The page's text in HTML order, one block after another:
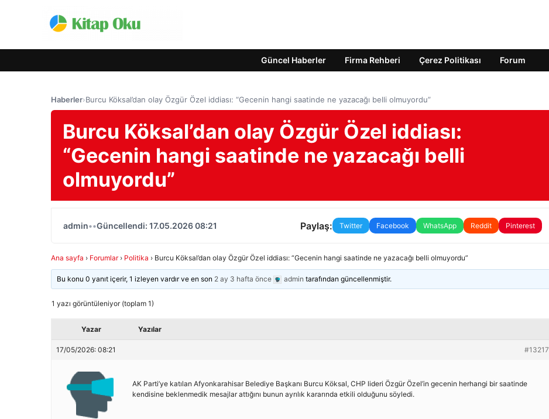
Güncel Haberler Firma Rehberi Çerez Politikası Forum
Haberler›Burcu Köksal’dan olay Özgür Özel iddiası: “Gecenin hangi saatinde ne yazacağı belli olmuyordu”
Burcu Köksal’dan olay Özgür Özel iddiası:
“Gecenin hangi saatinde ne yazacağı belli
olmuyordu”
admin••Güncellendi: 17.05.2026 08:21 Paylaş: Twitter Facebook WhatsApp Reddit Pinterest
Ana sayfa › Forumlar › Politika › Burcu Köksal’dan olay Özgür Özel iddiası: “Gecenin hangi saatinde ne yazacağı belli olmuyordu”
Bu konu 0 yanıt içerir, 1 izleyen vardır ve en son 2 ay 3 hafta önce admin tarafından güncellenmiştir.
1 yazı görüntüleniyor (toplam 1)
Yazar Yazılar
17/05/2026: 08:21 #13217
AK Parti’ye katılan Afyonkarahisar Belediye Başkanı Burcu Köksal, CHP lideri Özgür Özel’in gecenin herhangi bir saatinde
kendisine beklenmedik mesajlar attığını bunun ayrılık kararında etkili olduğunu söyledi.